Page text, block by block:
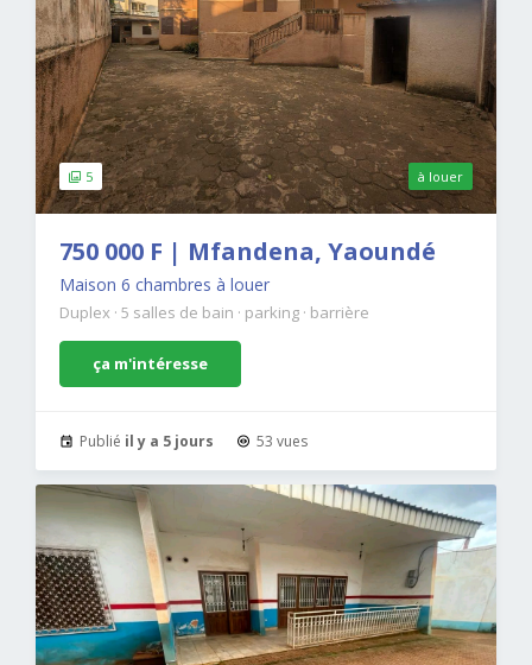
5 à louer
750 000 F | Mfandena, Yaoundé
Maison 6 chambres à louer
Duplex · 5 salles de bain · parking · barrière
ça m'intéresse
Publié il y a 5 jours 53 vues